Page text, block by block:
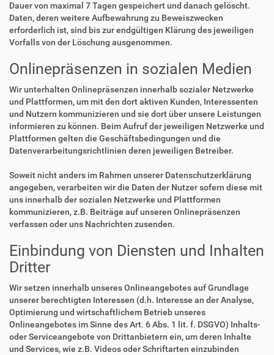
Dauer von maximal 7 Tagen gespeichert und danach gelöscht.
Daten, deren weitere Aufbewahrung zu Beweiszwecken
erforderlich ist, sind bis zur endgültigen Klärung des jeweiligen
Vorfalls von der Löschung ausgenommen.
Onlinepräsenzen in sozialen Medien
Wir unterhalten Onlinepräsenzen innerhalb sozialer Netzwerke
und Plattformen, um mit den dort aktiven Kunden, Interessenten
und Nutzern kommunizieren und sie dort über unsere Leistungen
informieren zu können. Beim Aufruf der jeweiligen Netzwerke und
Plattformen gelten die Geschäftsbedingungen und die
Datenverarbeitungsrichtlinien deren jeweiligen Betreiber.
Soweit nicht anders im Rahmen unserer Datenschutzerklärung
angegeben, verarbeiten wir die Daten der Nutzer sofern diese mit
uns innerhalb der sozialen Netzwerke und Plattformen
kommunizieren, z.B. Beiträge auf unseren Onlinepräsenzen
verfassen oder uns Nachrichten zusenden.
Einbindung von Diensten und Inhalten
Dritter
Wir setzen innerhalb unseres Onlineangebotes auf Grundlage
unserer berechtigten Interessen (d.h. Interesse an der Analyse,
Optimierung und wirtschaftlichem Betrieb unseres
Onlineangebotes im Sinne des Art. 6 Abs. 1 lit. f. DSGVO) Inhalts-
oder Serviceangebote von Drittanbietern ein, um deren Inhalte
und Services, wie z.B. Videos oder Schriftarten einzubinden